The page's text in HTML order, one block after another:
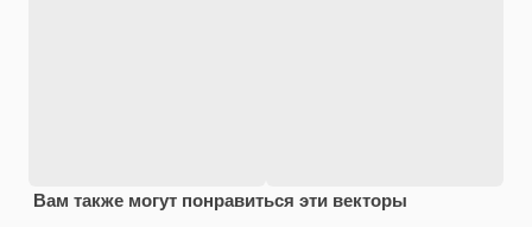
Вам также могут понравиться эти векторы